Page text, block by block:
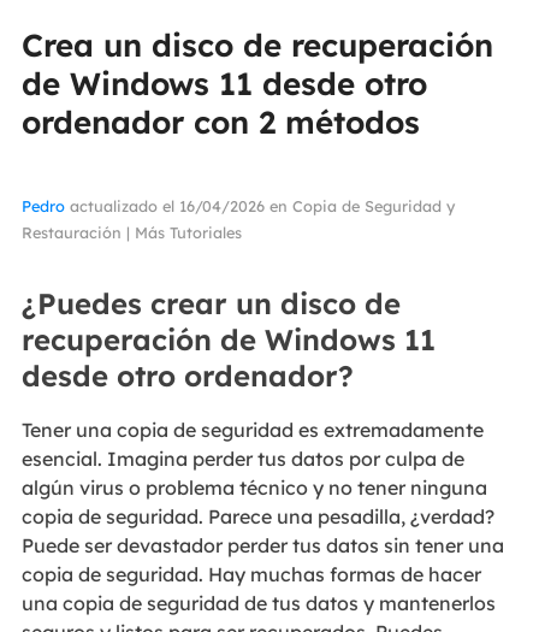
Crea un disco de recuperación
de Windows 11 desde otro
ordenador con 2 métodos
Pedroactualizado el 16/04/2026 en Copia de Seguridad y
Restauración | Más Tutoriales
¿Puedes crear un disco de
recuperación de Windows 11
desde otro ordenador?
Tener una copia de seguridad es extremadamente
esencial. Imagina perder tus datos por culpa de
algún virus o problema técnico y no tener ninguna
copia de seguridad. Parece una pesadilla, ¿verdad?
Puede ser devastador perder tus datos sin tener una
copia de seguridad. Hay muchas formas de hacer
una copia de seguridad de tus datos y mantenerlos